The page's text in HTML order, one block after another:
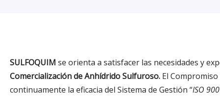
SULFOQUIM se orienta a satisfacer las necesidades y
Comercialización de Anhídrido Sulfuroso. El
continuamente la eficacia del Sistema de Gestión “ISO